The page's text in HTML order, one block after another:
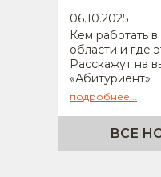
06.10.2025
Кем работать
области и где
Расскажут на
«Абитуриент»
подробнее...
ВСЕ